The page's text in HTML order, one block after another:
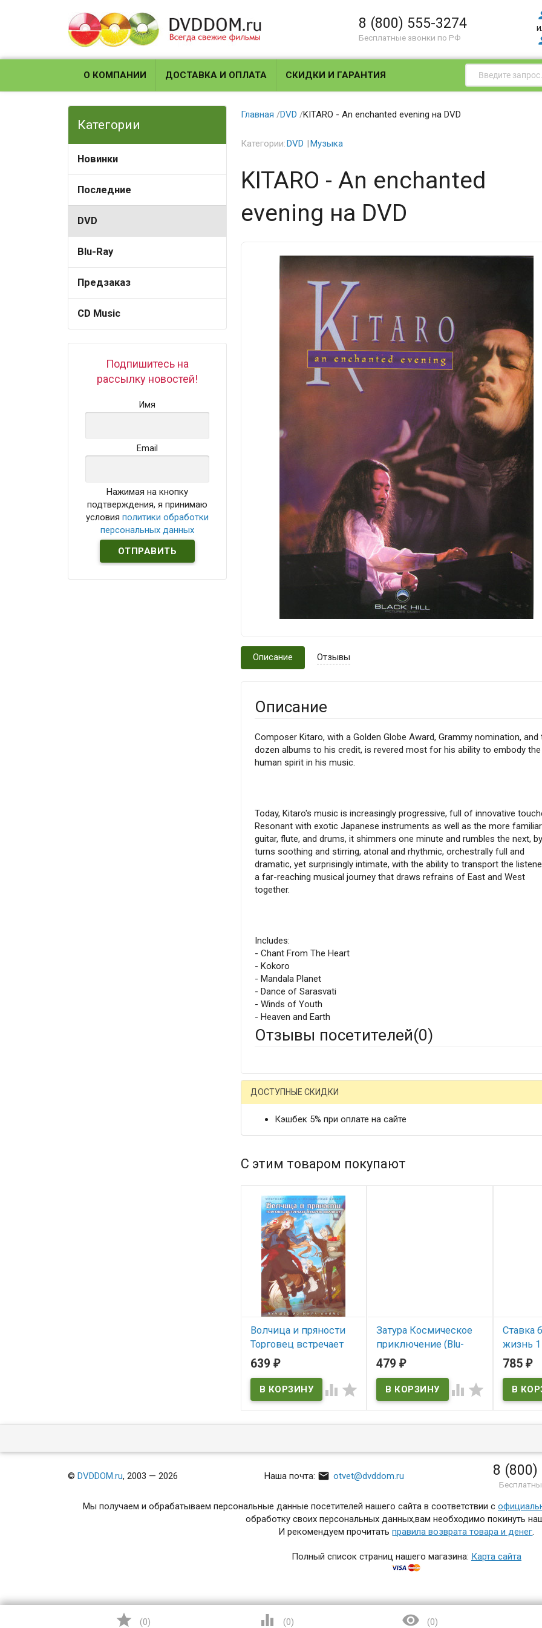
8 (800) 555-3274
Бесплатные звонки по РФ
О КОМПАНИИ ДОСТАВКА И ОПЛАТА СКИДКИ И ГАРАНТИЯ
Категории
Новинки
Последние
DVD
Blu-Ray
Предзаказ
CD Music
Подпишитесь на
рассылку новостей!
Имя
Email
Нажимая на кнопку
подтверждения, я принимаю
условияполитики обработки
персональных данных
Главная /DVD /KITARO - An enchanted evening на DVD
Категории:DVD Музыка
KITARO - An enchanted
evening на DVD
Описание Отзывы
Описание
Composer Kitaro, with a Golden Globe Award, Grammy nomination, and
dozen albums to his credit, is revered most for his ability to embody the
human spirit in his music.
Today, Kitaro's music is increasingly progressive, full of innovative
Resonant with exotic Japanese instruments as well as the more familiar
guitar, flute, and drums, it shimmers one minute and rumbles the next, by
turns soothing and stirring, atonal and rhythmic, orchestrally full and
dramatic, yet surprisingly intimate, with the ability to transport the
a far-reaching musical journey that draws refrains of East and West
together.
Includes:
- Chant From The Heart
- Kokoro
- Mandala Planet
- Dance of Sarasvati
- Winds of Youth
- Heaven and Earth
Отзывы посетителей(0)
ДОСТУПНЫЕ СКИДКИ
Кэшбек 5% при оплате на сайте
С этим товаром покупают
Волчица и пряности
Торговец встречает
мудрую волчицу (25
639 ₽
 
Затура Космическое
приключение (Blu-
ray)*
В наличии
479₽
 
Ставка
жизнь 1
серий)
785 ₽
©DVDDOM.ru, 2003 — 2026 Наша почта:  otvet@dvddom.ru 8 (800)
Мы получаем и обрабатываем персональные данные посетителей нашего сайта в соответствии с
обработку своих персональных данных,вам необходимо покинуть
И рекомендуем прочитатьправила возврата товара и денег
Полный список страниц нашего магазина: Карта сайта
 (0)  (0)  (0)